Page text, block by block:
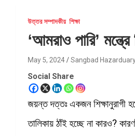
উত্তর সম্পাদকীয় শিক্ষা
‘আমরাও পারি’
May 5, 2024 Sangbad
Social Share
জয়ন্ত দত্তঃ একজন শিক্ষানুরাগী
তালিকায় ঠাঁই হচ্ছে না কারও?